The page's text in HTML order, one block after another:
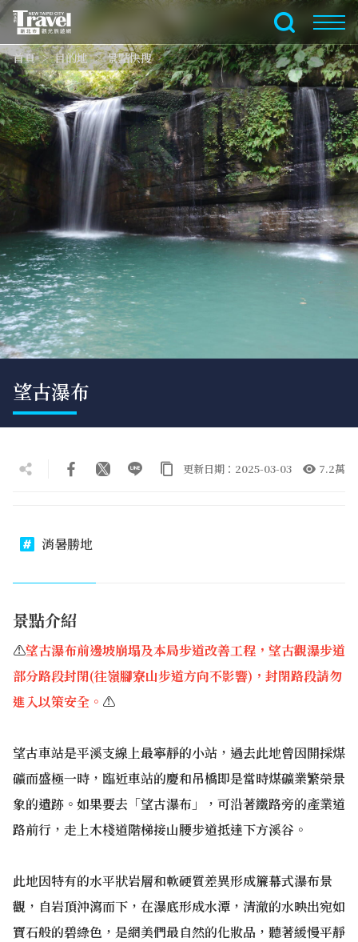
跳
到
主
要
內
容
區
塊
全文檢索
首頁 目的地 景點快搜
望古瀑布
更新日期：2025-03-03 7.2萬
消暑勝地
景點介紹
⚠望古瀑布前邊坡崩塌及本局步道改善工程，望古觀瀑步道
部分路段封閉(往嶺腳寮山步道方向不影響)，封閉路段請勿
進入以策安全。 ⚠
望古車站是平溪支線上最寧靜的小站，過去此地曾因開採煤
礦而盛極一時，臨近車站的慶和吊橋即是當時煤礦業繁榮景
象的遺跡。如果要去「望古瀑布」，可沿著鐵路旁的產業道
路前行，走上木棧道階梯接山腰步道抵達下方溪谷。
此地因特有的水平狀岩層和軟硬質差異形成簾幕式瀑布景
觀，自岩頂沖瀉而下，在瀑底形成水潭，清澈的水映出宛如
寶石般的碧綠色，是網美們最自然的化妝品，聽著緩慢平靜